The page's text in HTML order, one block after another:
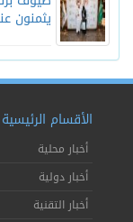
يثمنون
الأقسام الرئيسية
أخبار محلية
أخبار دولية
أخبار التقنية